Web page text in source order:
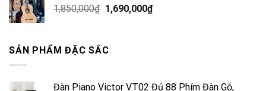
1,850,000₫ 1,690,000₫
SẢN PHẨM ĐẶC SẮC
Đàn Piano Victor VT02 Đủ 88 Phím Đàn Gỗ,